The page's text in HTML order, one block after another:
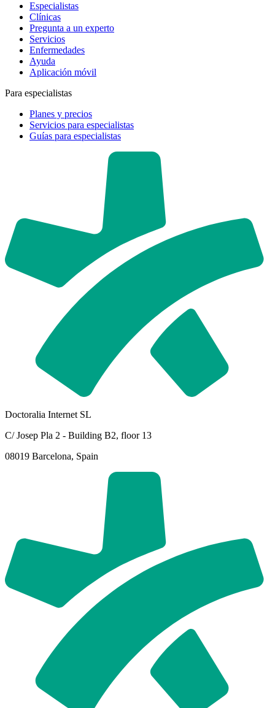
Especialistas
Clínicas
Pregunta a un experto
Servicios
Enfermedades
Ayuda
Aplicación móvil
Para especialistas
Planes y precios
Servicios para especialistas
Guías para especialistas
Doctoralia Internet SL
C/ Josep Pla 2 - Building B2, floor 13
08019 Barcelona, Spain